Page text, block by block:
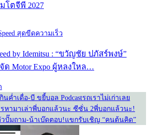
โตจีพี 2027
สุดขีดความเร็ว
by Idemitsu : “ขวัญชัย ปภัสร์พงษ์”
ด Motor Expo ผู้หลงใหล…
นค่ำเดื่อ-บี ขยี้บอล Podcastรถเราไม่เก่าเลย
หามาเล่าพี่บอกแล้วนะ ซีซั่น 2พี่บอกแล้วนะ!
ปั๊มถาม-น้าเบ๊ดตอบ! แขกรับเชิญ “คนต้นคิด”